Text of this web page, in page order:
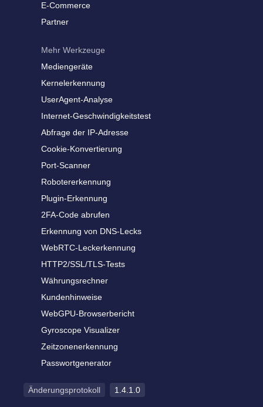
E-Commerce
Partner
Mehr Werkzeuge
Mediengeräte
Kernelerkennung
UserAgent-Analyse
Internet-Geschwindigkeitstest
Abfrage der IP-Adresse
Cookie-Konvertierung
Port-Scanner
Robotererkennung
Plugin-Erkennung
2FA-Code abrufen
Erkennung von DNS-Lecks
WebRTC-Leckerkennung
HTTP2/SSL/TLS-Tests
Währungsrechner
Kundenhinweise
WebGPU-Browserbericht
Gyroscope Visualizer
Zeitzonenerkennung
Passwortgenerator
Änderungsprotokoll 1.4.1.0